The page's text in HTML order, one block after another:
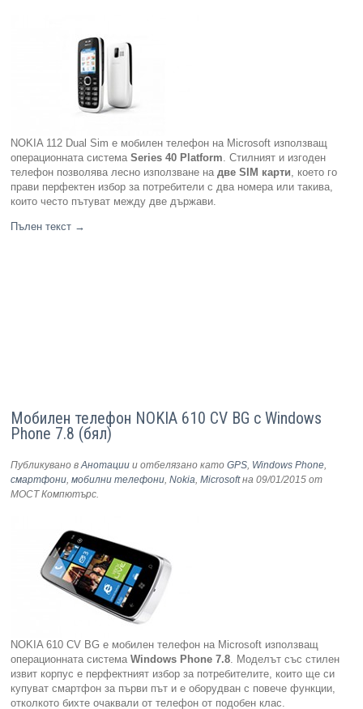
NOKIA 112 Dual Sim e мобилен телефон на Microsoft използващ
операционната системаSeries 40 Platform. Стилният и изгоден
телефон позволява лесно използване надве SIM карти, което го
прави перфектен избор за потребители с два номера или такива,
които често пътуват между две държави.
Пълен текст →
Мобилен телефон NOKIA 610 CV BG с Windows
Phone 7.8 (бял)
Публикувано вАнотации и отбелязано катоGPS, Windows Phone,
смартфони,мобилни телефони,Nokia,Microsoftна 09/01/2015 от
МОСТ Компютърс.
NOKIA 610 CV BG e мобилен телефон на Microsoft използващ
операционната системаWindows Phone 7.8. Моделът със стилен
извит корпус е перфектният избор за потребителите, които ще си
купуват смартфон за първи път и е оборудван с повече функции,
отколкото бихте очаквали от телефон от подобен клас.